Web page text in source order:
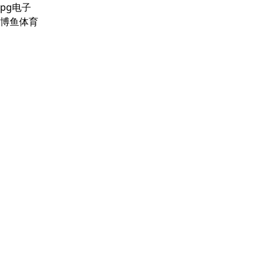
pg电子
博鱼体育